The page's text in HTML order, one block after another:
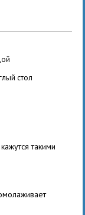
стол
такими